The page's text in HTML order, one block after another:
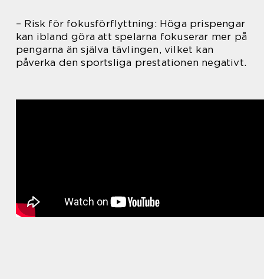
– Risk för fokusförflyttning: Höga prispengar
kan ibland göra att spelarna fokuserar mer på
pengarna än själva tävlingen, vilket kan
påverka den sportsliga prestationen negativt.